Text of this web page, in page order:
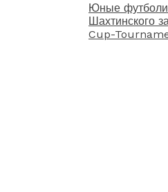
Юные
Шахтинского
Cup-